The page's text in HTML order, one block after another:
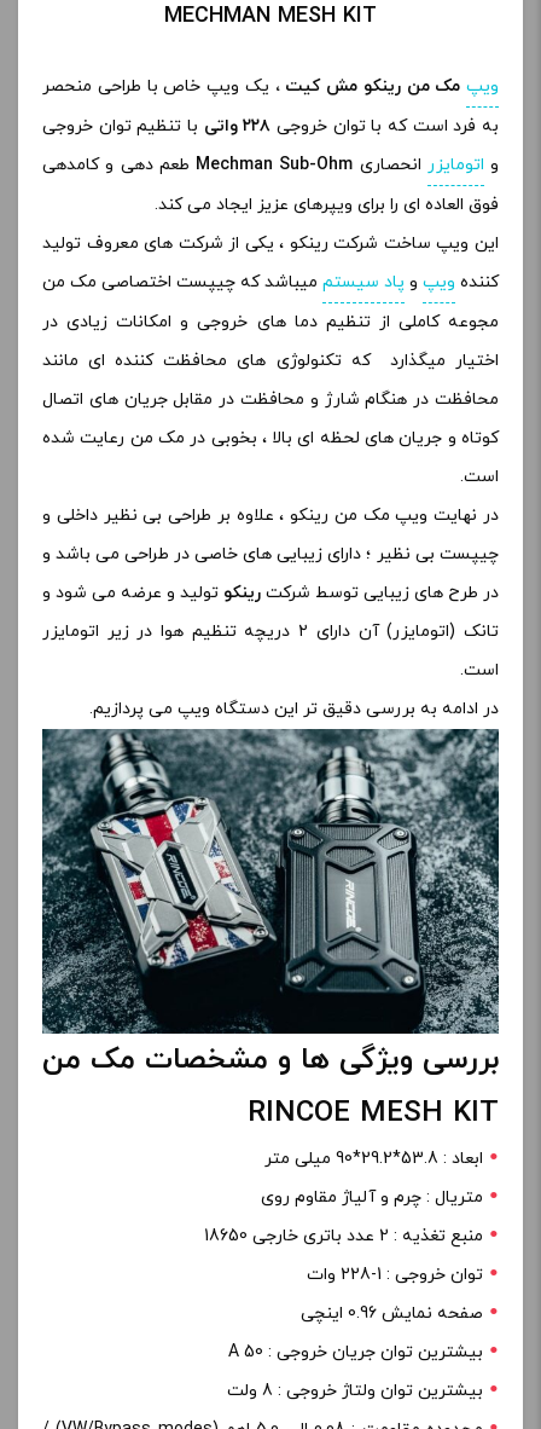
MECHMAN MESH KIT
ویپ مک من رینکو مش کیت ، یک ویپ خاص با طراحی منحصر
به فرد است که با توان خروجی ۲۲۸ واتی
با تنظیم توان خروجی
و اتومایزر انحصاری Mechman Sub-Ohm طعم دهی و کامدهی
فوق العاده ای را برای ویپرهای عزیز ایجاد می کند.
این ویپ ساخت شرکت رینکو ، یکی از شرکت های معروف تولید
کننده ویپ و پاد سیستم میباشد که چیپست اختصاصی مک من
مجوعه کاملی از تنظیم دما های خروجی و امکانات زیادی در
اختیار میگذارد که تکنولوژی های محافظت کننده ای مانند
محافظت در هنگام شارژ و محافظت در مقابل جریان های اتصال
کوتاه و جریان های لحظه ای بالا ، بخوبی در مک من رعایت شده
است.
در نهایت ویپ مک من رینکو ، علاوه بر طراحی بی نظیر داخلی و
چیپست بی نظیر ؛ دارای زیبایی های خاصی در طراحی می باشد و
در طرح های زیبایی توسط شرکت رینکو تولید و عرضه می شود و
تانک (اتومایزر) آن دارای ۲ دریچه تنظیم هوا در زیر اتومایزر
است.
در ادامه به بررسی دقیق تر این دستگاه ویپ می پردازیم.
بررسی ویژگی ها و مشخصات مک من
RINCOE MESH KIT
ابعاد : 53.8*29.2*90 میلی متر
متریال : چرم و آلیاژ مقاوم روی
منبع تغذیه : 2 عدد باتری خارجی 18650
توان خروجی : 1-228 وات
صفحه نمایش 0.96 اینچی
بیشترین توان جریان خروجی : 50 A
بیشترین توان ولتاژ خروجی : 8 ولت